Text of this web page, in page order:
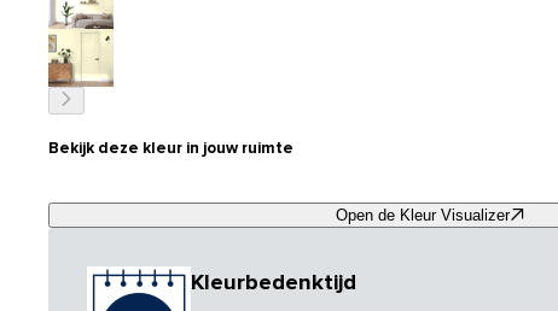
Bekijk deze kleur in jouw ruimte
Open de Kleur Visualizer
Kleurbedenktijd